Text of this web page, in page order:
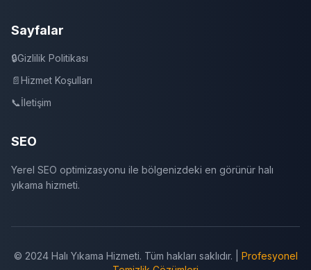
Sayfalar
🔒Gizlilik Politikası
📄Hizmet Koşulları
📞İletişim
SEO
Yerel SEO optimizasyonu ile bölgenizdeki en görünür halı
yıkama hizmeti.
© 2024 Halı Yıkama Hizmeti. Tüm hakları saklıdır. | Profesyonel